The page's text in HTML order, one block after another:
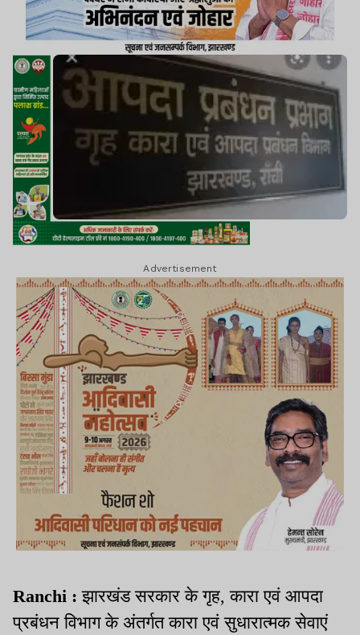
Advertisement
Ranchi : झारखंड सरकार के गृह, कारा एवं आपदा
प्रबंधन विभाग के अंतर्गत कारा एवं सुधारात्मक सेवाएं